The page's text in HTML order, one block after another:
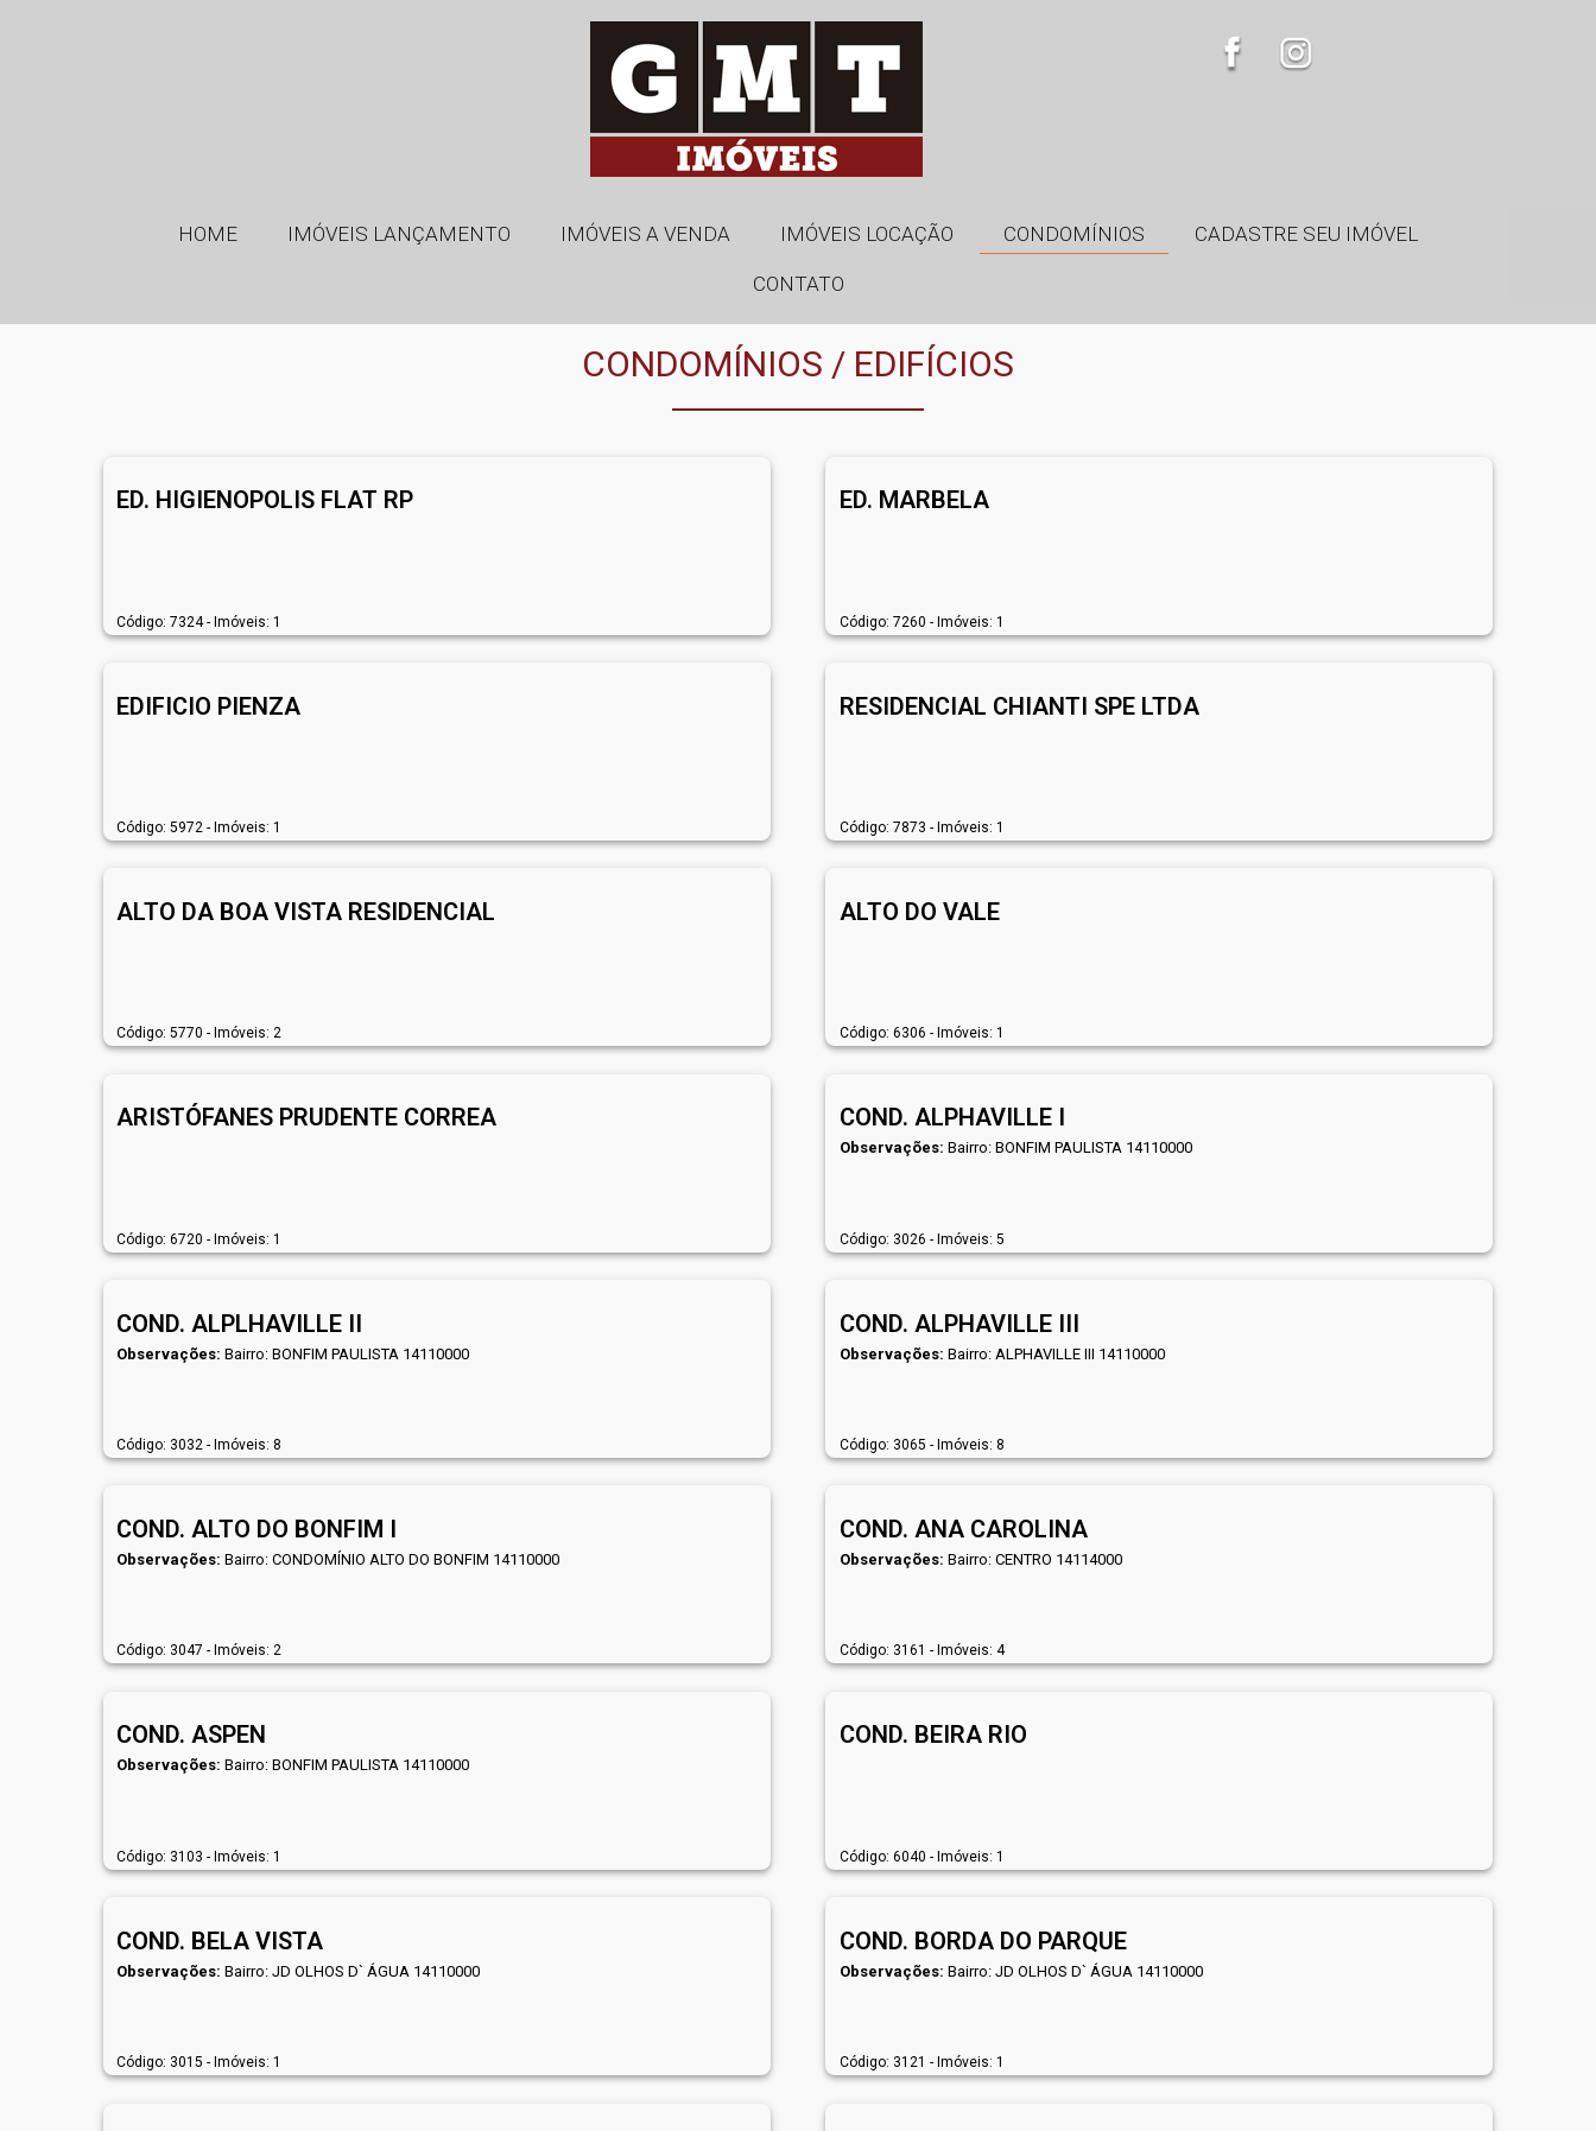
HOME IMÓVEIS LANÇAMENTO IMÓVEIS A VENDA IMÓVEIS LOCAÇÃO CONDOMÍNIOS CADASTRE SEU IMÓVEL
CONTATO
CONDOMÍNIOS / EDIFÍCIOS
ED. HIGIENOPOLIS FLAT RP
Código: 7324 - Imóveis: 1
ED. MARBELA
Código: 7260 - Imóveis: 1
EDIFICIO PIENZA
Código: 5972 - Imóveis: 1
RESIDENCIAL CHIANTI SPE LTDA
Código: 7873 - Imóveis: 1
ALTO DA BOA VISTA RESIDENCIAL
Código: 5770 - Imóveis: 2
ALTO DO VALE
Código: 6306 - Imóveis: 1
ARISTÓFANES PRUDENTE CORREA
Código: 6720 - Imóveis: 1
COND. ALPHAVILLE I
Observações: Bairro: BONFIM PAULISTA 14110000
Código: 3026 - Imóveis: 5
COND. ALPLHAVILLE II
Observações: Bairro: BONFIM PAULISTA 14110000
Código: 3032 - Imóveis: 8
COND. ALPHAVILLE III
Observações: Bairro: ALPHAVILLE III 14110000
Código: 3065 - Imóveis: 8
COND. ALTO DO BONFIM I
Observações: Bairro: CONDOMÍNIO ALTO DO BONFIM 14110000
Código: 3047 - Imóveis: 2
COND. ANA CAROLINA
Observações: Bairro: CENTRO 14114000
Código: 3161 - Imóveis: 4
COND. ASPEN
Observações: Bairro: BONFIM PAULISTA 14110000
Código: 3103 - Imóveis: 1
COND. BEIRA RIO
Código: 6040 - Imóveis: 1
COND. BELA VISTA
Observações: Bairro: JD OLHOS D` ÁGUA 14110000
Código: 3015 - Imóveis: 1
COND. BORDA DO PARQUE
Observações: Bairro: JD OLHOS D` ÁGUA 14110000
Código: 3121 - Imóveis: 1